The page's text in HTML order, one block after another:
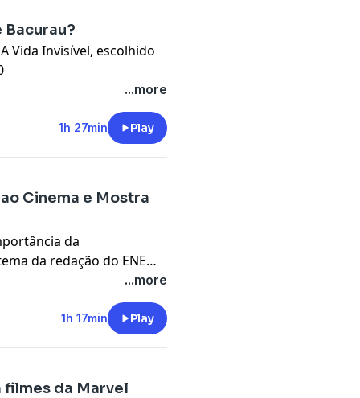
Vida Invisível, escolhido
...more
1h 27min Play
Cinema e Mostra
da
da redação do ENEM
de Cinema de
democratizar o Cinema.
...more
1h 17min Play
filmes da Marvel